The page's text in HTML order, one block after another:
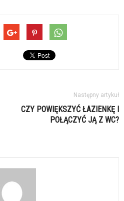
Następny artykuł
CZY POWIĘKSZYĆ ŁAZIENKĘ I
POŁĄCZYĆ JĄ Z WC?